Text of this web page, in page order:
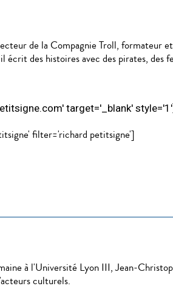
de la Compagnie Troll, formateur
des histoires avec des pirates, des
target='_blank' style='1']
filter='richard petitsigne']
à l'Université Lyon III, Jean-
culturels.